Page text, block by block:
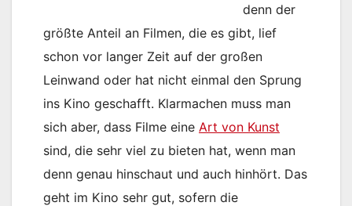
denn der
größte Anteil an Filmen, die es gibt, lief
schon vor langer Zeit auf der großen
Leinwand oder hat nicht einmal den Sprung
ins Kino geschafft. Klarmachen muss man
sich aber, dass Filme eine Art von Kunst
sind, die sehr viel zu bieten hat, wenn man
denn genau hinschaut und auch hinhört. Das
geht im Kino sehr gut, sofern die